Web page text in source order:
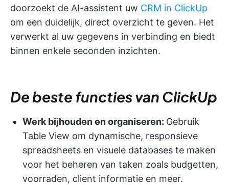
doorzoekt de AI-assistent uw CRM in ClickUp
om een duidelijk, direct overzicht te geven. Het
verwerkt al uw gegevens in verbinding en biedt
binnen enkele seconden inzichten.
De beste functies van ClickUp
Werk bijhouden en organiseren: Gebruik
Table View om dynamische, responsieve
spreadsheets en visuele databases te maken
voor het beheren van taken zoals budgetten,
voorraden, client informatie en meer.